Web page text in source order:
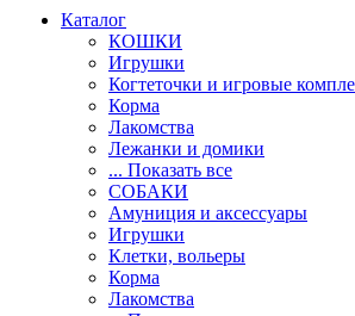
Каталог
КОШКИ
Игрушки
Когтеточки и игровые
Корма
Лакомства
Лежанки и домики
... Показать все
СОБАКИ
Амуниция и аксессуары
Игрушки
Клетки, вольеры
Корма
Лакомства